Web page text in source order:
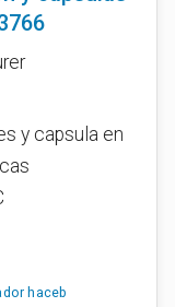
y capsula en
haceb